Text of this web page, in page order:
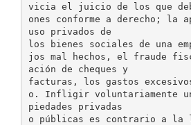
vicia el juicio de los que
ones conforme a derecho; la
uso privados de
los bienes sociales de una
jos mal hechos, el fraude
ación de cheques y
facturas, los gastos
o. Infligir voluntariamente
piedades privadas
o públicas es contrario a la